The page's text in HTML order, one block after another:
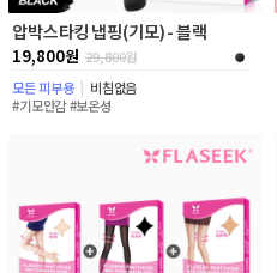
압박스타킹 냅핑(기모) - 블랙
19,800원 29,800원
모든 피부용
비침없음
#기모안감 #보온성